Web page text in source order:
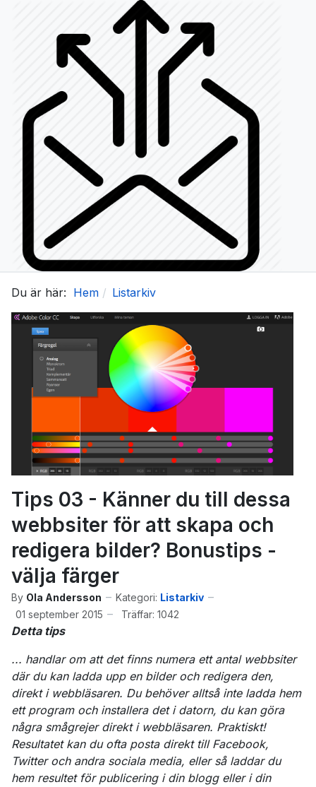
Du är här: Hem Listarkiv
Tips 03 - Känner du till dessa
webbsiter för att skapa och
redigera bilder? Bonustips -
välja färger
By Ola Andersson Kategori: Listarkiv
01 september 2015
Träffar: 1042
Detta tips
... handlar om att det finns numera ett antal webbsiter
där du kan ladda upp en bilder och redigera den,
direkt i webbläsaren. Du behöver alltså inte ladda hem
ett program och installera det i datorn, du kan göra
några smågrejer direkt i webbläsaren. Praktiskt!
Resultatet kan du ofta posta direkt till Facebook,
Twitter och andra sociala media, eller så laddar du
hem resultet för publicering i din blogg eller i din